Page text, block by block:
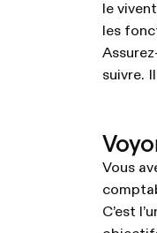
le
les
suivre.
Vous
C’est